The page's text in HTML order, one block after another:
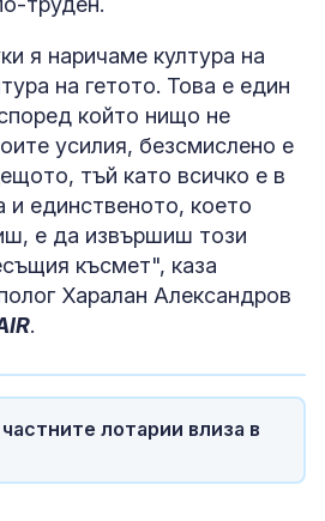
я наричаме култура на
на гетото. Това е един
който нищо не
усилия, безсмислено е
тъй като всичко е в
и единственото, което
е да извършиш този
късмет", каза
Харалан Александров
.
лотарии влиза в